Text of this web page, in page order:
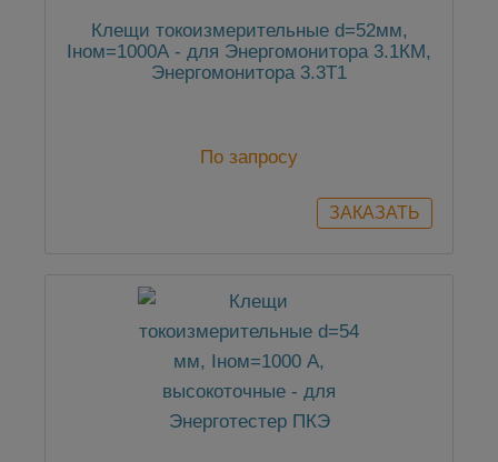
Клещи токоизмерительные d=52мм,
Iном=1000А - для Энергомонитора 3.1КМ,
Энергомонитора 3.3Т1
По запросу